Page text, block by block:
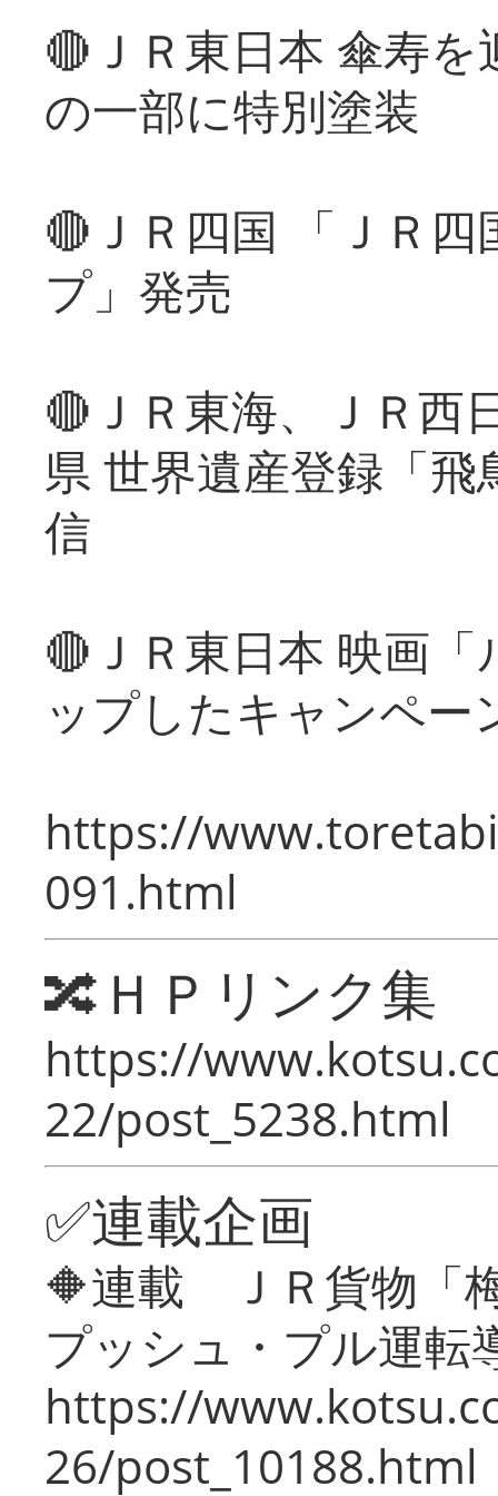
🔴ＪＲ東日本 傘寿
の一部に特別塗装
🔴ＪＲ四国 「ＪＲ
プ」発売
🔴ＪＲ東海、ＪＲ西
県 世界遺産登録「
信
🔴ＪＲ東日本 映画
ップしたキャンペー
https://
091.html
🔀ＨＰリンク集
https://
22/post_5238.html
✅連載企画
🔶連載 ＪＲ貨物「
プッシュ・プル運転
https://
26/post_10188.html